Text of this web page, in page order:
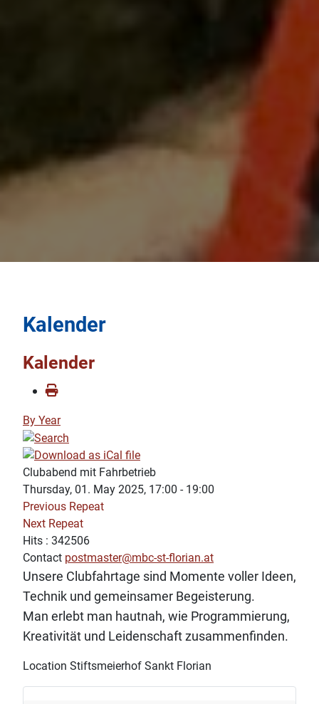
Kalender
Kalender
By Year
Clubabend mit Fahrbetrieb
Thursday, 01. May 2025, 17:00 - 19:00
Previous Repeat
Next Repeat
Hits : 342506
Contact postmaster@mbc-st-florian.at
Unsere Clubfahrtage sind Momente voller Ideen,
Technik und gemeinsamer Begeisterung.
Man erlebt man hautnah, wie Programmierung,
Kreativität und Leidenschaft zusammenfinden.
Location Stiftsmeierhof Sankt Florian